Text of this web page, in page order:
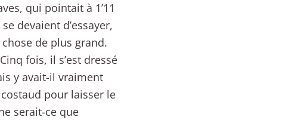
qui pointait à 1’11
devaient d’essayer,
de plus grand.
fois, il s’est dressé
y avait-il vraiment
pour laisser le
serait-ce que